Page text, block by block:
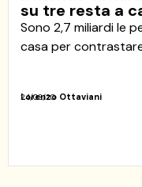
su tre resta a
Sono 2,7 miliardi le
casa per
24/03/20
Lorenzo Ottaviani